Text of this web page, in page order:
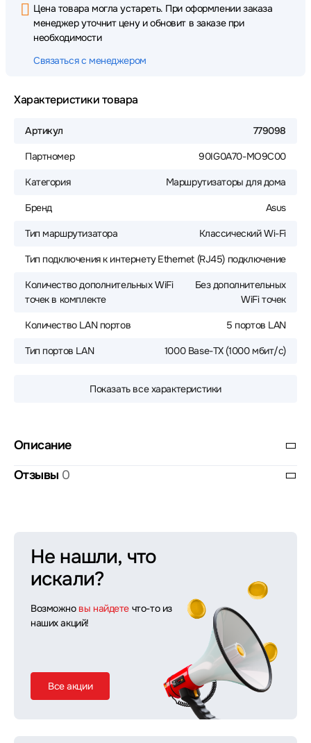
Цена товара могла устареть. При оформлении заказа
менеджер уточнит цену и обновит в заказе при
необходимости
Связаться с менеджером
Характеристики товара
Артикул 779098
Партномер 90IG0A70-MO9C00
Категория Маршрутизаторы для дома
Бренд Asus
Тип маршрутизатора Классический Wi-Fi
Тип подключения к интернетуEthernet (RJ45) подключение
Количество дополнительных WiFi
точек в комплекте
Без дополнительных
WiFi точек
Количество LAN портов 5 портов LAN
Тип портов LAN 1000 Base-TX (1000 мбит/с)
Показать все характеристики
Описание
Отзывы 0
Не нашли, что
искали?
Возможно вы найдете что-то из
наших акций!
Все акции